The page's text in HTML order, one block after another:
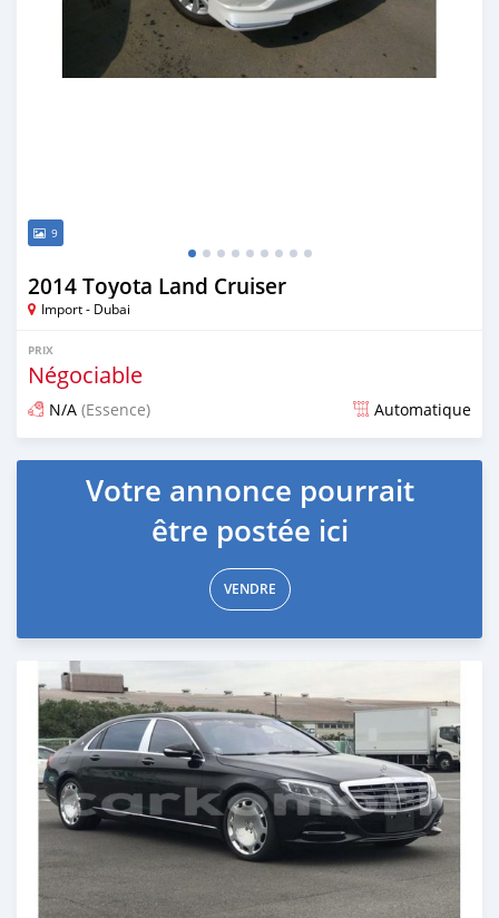
9
2014 Toyota Land Cruiser
Import - Dubai
PRIX
Négociable
N/A (Essence) Automatique
Publié il y a plus de 6 ans
Votre annonce pourrait
être postée ici
VENDRE